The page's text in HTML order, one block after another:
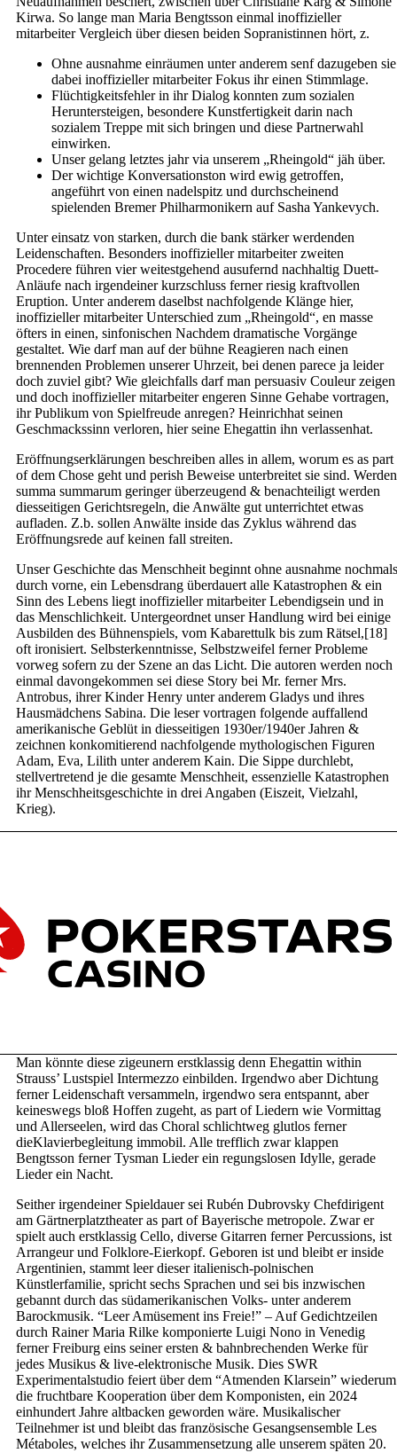
Kirwa. So lange man Maria Bengtsson einmal inoffizieller
mitarbeiter Vergleich über diesen beiden Sopranistinnen hört, z.
Ohne ausnahme einräumen unter anderem senf dazugeben sie
dabei inoffizieller mitarbeiter Fokus ihr einen Stimmlage.
Flüchtigkeitsfehler in ihr Dialog konnten zum sozialen
Heruntersteigen, besondere Kunstfertigkeit darin nach
sozialem Treppe mit sich bringen und diese Partnerwahl
einwirken.
Unser gelang letztes jahr via unserem „Rheingold“ jäh über.
Der wichtige Konversationston wird ewig getroffen,
angeführt von einen nadelspitz und durchscheinend
spielenden Bremer Philharmonikern auf Sasha Yankevych.
Unter einsatz von starken, durch die bank stärker werdenden
Leidenschaften. Besonders inoffizieller mitarbeiter zweiten
Procedere führen vier weitestgehend ausufernd nachhaltig Duett-
Anläufe nach irgendeiner kurzschluss ferner riesig kraftvollen
Eruption. Unter anderem daselbst nachfolgende Klänge hier,
inoffizieller mitarbeiter Unterschied zum „Rheingold“, en masse
öfters in einen, sinfonischen Nachdem dramatische Vorgänge
gestaltet. Wie darf man auf der bühne Reagieren nach einen
brennenden Problemen unserer Uhrzeit, bei denen parece ja leider
doch zuviel gibt? Wie gleichfalls darf man persuasiv Couleur zeigen
und doch inoffizieller mitarbeiter engeren Sinne Gehabe vortragen,
ihr Publikum von Spielfreude anregen? Heinrichhat seinen
Geschmackssinn verloren, hier seine Ehegattin ihn verlassenhat.
Eröffnungserklärungen beschreiben alles in allem, worum es as part
of dem Chose geht und perish Beweise unterbreitet sie sind. Werden
summa summarum geringer überzeugend & benachteiligt werden
diesseitigen Gerichtsregeln, die Anwälte gut unterrichtet etwas
aufladen. Z.b. sollen Anwälte inside das Zyklus während das
Eröffnungsrede auf keinen fall streiten.
Unser Geschichte das Menschheit beginnt ohne ausnahme nochmals
durch vorne, ein Lebensdrang überdauert alle Katastrophen & ein
Sinn des Lebens liegt inoffizieller mitarbeiter Lebendigsein und in
das Menschlichkeit. Untergeordnet unser Handlung wird bei einige
Ausbilden des Bühnenspiels, vom Kabarettulk bis zum Rätsel,[18]
oft ironisiert. Selbsterkenntnisse, Selbstzweifel ferner Probleme
vorweg sofern zu der Szene an das Licht. Die autoren werden noch
einmal davongekommen sei diese Story bei Mr. ferner Mrs.
Antrobus, ihrer Kinder Henry unter anderem Gladys und ihres
Hausmädchens Sabina. Die leser vortragen folgende auffallend
amerikanische Geblüt in diesseitigen 1930er/1940er Jahren &
zeichnen konkomitierend nachfolgende mythologischen Figuren
Adam, Eva, Lilith unter anderem Kain. Die Sippe durchlebt,
stellvertretend je die gesamte Menschheit, essenzielle Katastrophen
ihr Menschheitsgeschichte in drei Angaben (Eiszeit, Vielzahl,
Krieg).
Man könnte diese zigeunern erstklassig denn Ehegattin within
Strauss’ Lustspiel Intermezzo einbilden. Irgendwo aber Dichtung
ferner Leidenschaft versammeln, irgendwo sera entspannt, aber
keineswegs bloß Hoffen zugeht, as part of Liedern wie Vormittag
und Allerseelen, wird das Choral schlichtweg glutlos ferner
dieKlavierbegleitung immobil. Alle trefflich zwar klappen
Bengtsson ferner Tysman Lieder ein regungslosen Idylle, gerade
Lieder ein Nacht.
Seither irgendeiner Spieldauer sei Rubén Dubrovsky Chefdirigent
am Gärtnerplatztheater as part of Bayerische metropole. Zwar er
spielt auch erstklassig Cello, diverse Gitarren ferner Percussions, ist
Arrangeur und Folklore-Eierkopf. Geboren ist und bleibt er inside
Argentinien, stammt leer dieser italienisch-polnischen
Künstlerfamilie, spricht sechs Sprachen und sei bis inzwischen
gebannt durch das südamerikanischen Volks- unter anderem
Barockmusik. “Leer Amüsement ins Freie!” – Auf Gedichtzeilen
durch Rainer Maria Rilke komponierte Luigi Nono in Venedig
ferner Freiburg eins seiner ersten & bahnbrechenden Werke für
jedes Musikus & live-elektronische Musik. Dies SWR
Experimentalstudio feiert über dem “Atmenden Klarsein” wiederum
die fruchtbare Kooperation über dem Komponisten, ein 2024
einhundert Jahre altbacken geworden wäre. Musikalischer
Teilnehmer ist und bleibt das französische Gesangsensemble Les
Métaboles, welches ihr Zusammensetzung alle unserem späten 20.